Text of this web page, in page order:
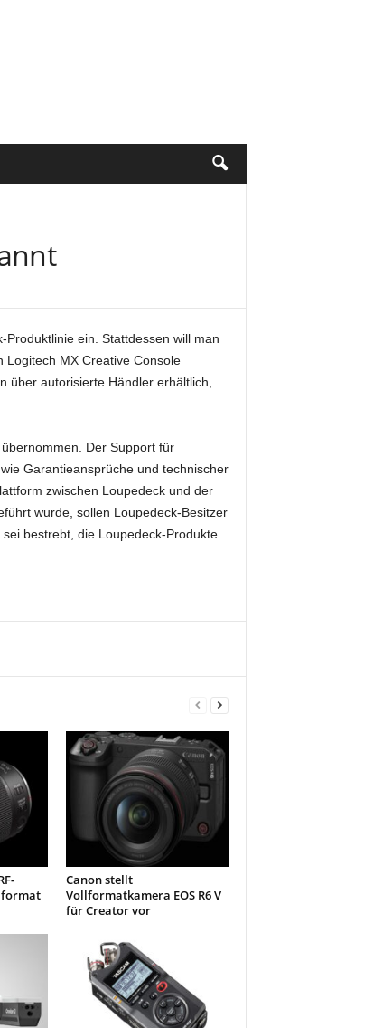
ein. Stattdessen will man
MX Creative Console
über autorisierte Händler erhältlich,
Der Support für
Garantieansprüche und technischer
zwischen Loupedeck und der
wurde, sollen Loupedeck-Besitzer
bestrebt, die Loupedeck-Produkte
Canon stellt
Vollformatkamera EOS R6 V
für Creator vor